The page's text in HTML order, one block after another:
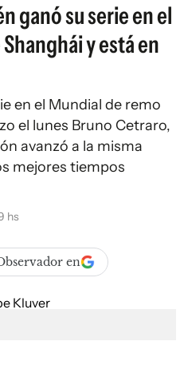
ganó su serie en el
y está en
en el Mundial de remo
el lunes Bruno Cetraro,
avanzó a la misma
mejores tiempos
hs
en